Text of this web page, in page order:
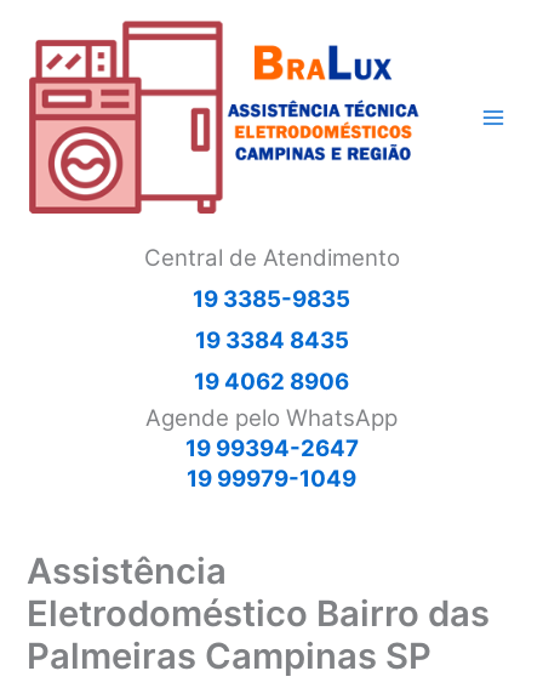
conteúdo
Central de Atendimento
19 3385-9835
19 3384 8435
19 4062 8906
Agende pelo WhatsApp
19 99394-2647
19 99979-1049
Assistência
Eletrodoméstico Bairro das
Palmeiras Campinas SP